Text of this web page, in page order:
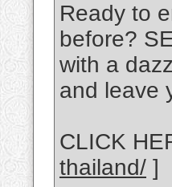
Ready to
before?
with a
and leave
CLICK
thailand/ ]